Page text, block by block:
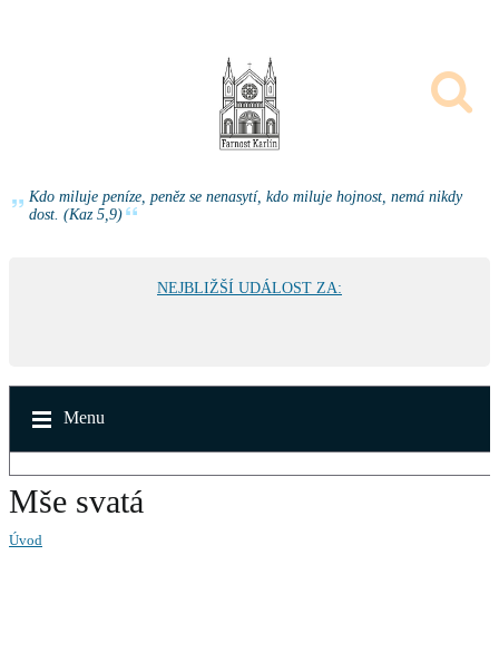
Kdo miluje peníze, peněz se nenasytí, kdo miluje hojnost, nemá nikdy
dost. (Kaz 5,9)
NEJBLIŽŠÍ UDÁLOST ZA:
Menu
Mše svatá
Úvod